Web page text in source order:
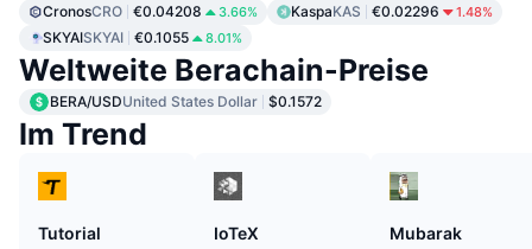
CronosCRO €0.04208 3.66% KaspaKAS €0.02296 1.48%
SKYAISKYAI €0.1055 8.01%
Weltweite Berachain-Preise
BERA/USDUnited States Dollar $0.1572
Im Trend
Tutorial
IoTeX
Mubarak